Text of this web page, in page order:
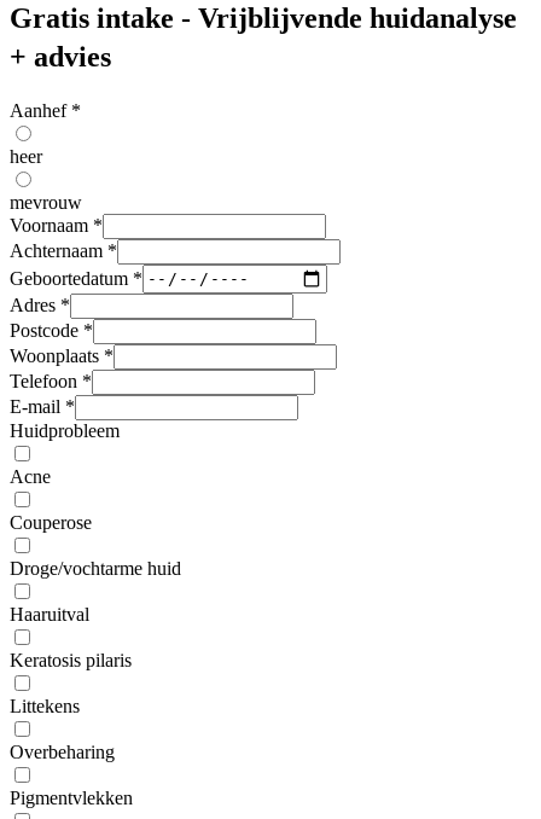
Gratis intake - Vrijblijvende huidanalyse
+ advies
Aanhef *
heer
mevrouw
Voornaam *
Achternaam *
Geboortedatum *
Adres *
Postcode *
Woonplaats *
Telefoon *
E-mail *
Huidprobleem
Acne
Couperose
Droge/vochtarme huid
Haaruitval
Keratosis pilaris
Littekens
Overbeharing
Pigmentvlekken